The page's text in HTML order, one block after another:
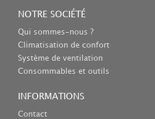
NOTRE SOCIÉTÉ
Qui sommes-nous ?
Climatisation de confort
Système de ventilation
Consommables et outils
INFORMATIONS
Contact